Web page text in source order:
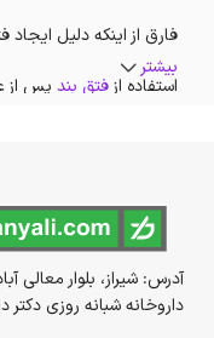
فارق از اینکه دلیل
استفاده ازفتق بند پس از
بیشتر
آدرس: شیراز، بلوار معالی
داروخانه شبانه روزی دکتر